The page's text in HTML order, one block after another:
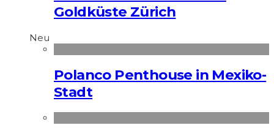
Goldküste Zürich
Neu
Polanco Penthouse in Mexiko-
Stadt